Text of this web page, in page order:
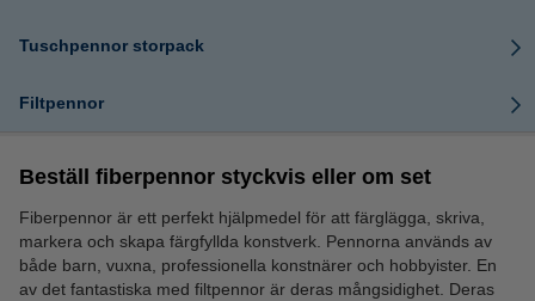
Tuschpennor storpack
Filtpennor
Beställ fiberpennor styckvis eller om set
Fiberpennor är ett perfekt hjälpmedel för att färglägga, skriva,
markera och skapa färgfyllda konstverk. Pennorna används av
både barn, vuxna, professionella konstnärer och hobbyister. En
av det fantastiska med filtpennor är deras mångsidighet. Deras